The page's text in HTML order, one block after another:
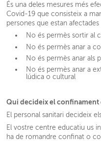
És una deles mesures més
Covid-19 que consisteix a
persones que estan
No és permès sortir al
No és permès anar a
No és permès anar als
No és permès anar a
lúdica o cultural
Qui decideix el confinament
El personal sanitari decideix
El vostre centre educatiu us
ha de romandre confinat o